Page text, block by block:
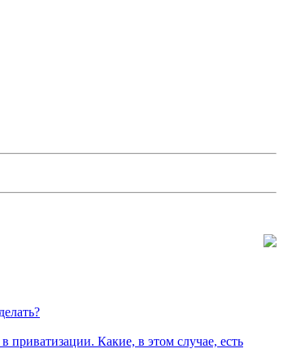
приватизации. Какие, в этом случае, есть